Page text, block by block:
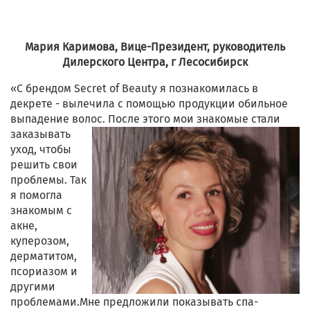
Мария Каримова, Вице-Президент, руководитель
Дилерского Центра, г Лесосибирск
«С брендом Secret of Beauty я познакомилась в
декрете - вылечила с помощью продукции обильное
выпадение волос. После этого мои знакомые стали
заказывать
уход, чтобы
решить свои
проблемы. Так
я помогла
знакомым с
акне,
куперозом,
дерматитом,
псориазом и
другими
проблемами.Мне предложили показывать спа-